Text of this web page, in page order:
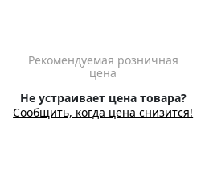
Рекомендуемая розничная
цена
Не устраивает цена товара?
Сообщить, когда цена снизится!